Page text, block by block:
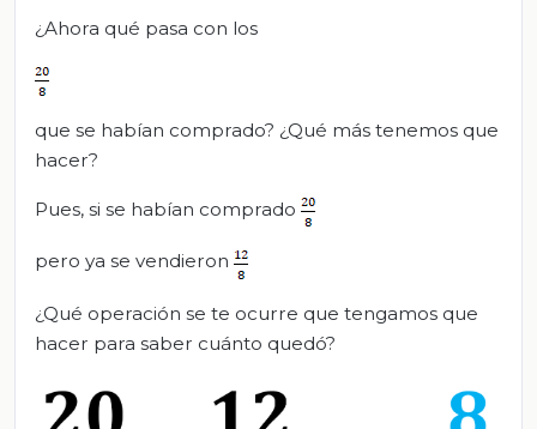
¿Ahora qué pasa con los
que se habían comprado? ¿Qué más tenemos que
hacer?
Pues, si se habían comprado
pero ya se vendieron
¿Qué operación se te ocurre que tengamos que
hacer para saber cuánto quedó?